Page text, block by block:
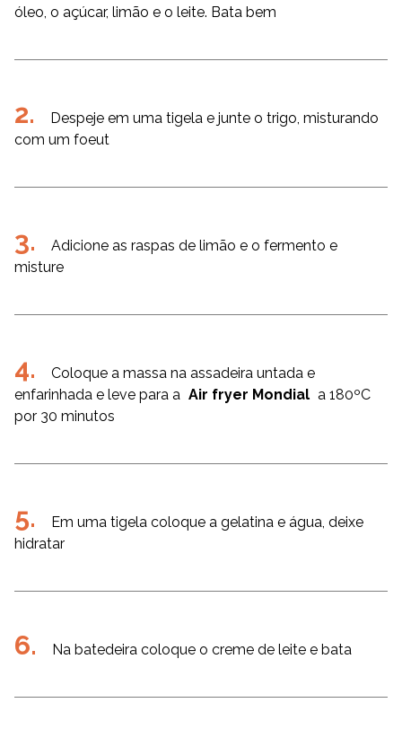
óleo, o açúcar, limão e o leite. Bata bem
Despeje em uma tigela e junte o trigo, misturando
com um foeut
Adicione as raspas de limão e o fermento e
misture
Coloque a massa na assadeira untada e
enfarinhada e leve para a Air fryer Mondial a 180ºC
por 30 minutos
Em uma tigela coloque a gelatina e água, deixe
hidratar
Na batedeira coloque o creme de leite e bata